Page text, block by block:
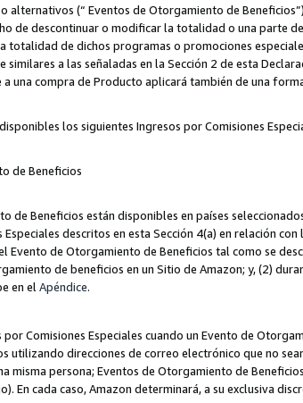
alternativos (“ Eventos de Otorgamiento de
de descontinuar o modificar la totalidad o una parte
totalidad de dichos programas o promociones
similares a las señaladas en la Sección 2 de esta
una compra de Producto aplicará también de una
los siguientes Ingresos por Comisiones
de Beneficios
de Beneficios están disponibles en países
descritos en esta Sección 4(a) en relación
Evento de Otorgamiento de Beneficios tal como se
de beneficios en un Sitio de Amazon; y, (2)
en el Apéndice.
por Comisiones Especiales cuando un Evento de
utilizando direcciones de correo electrónico que no
misma persona; Eventos de Otorgamiento de
En cada caso, Amazon determinará, a su exclusiva